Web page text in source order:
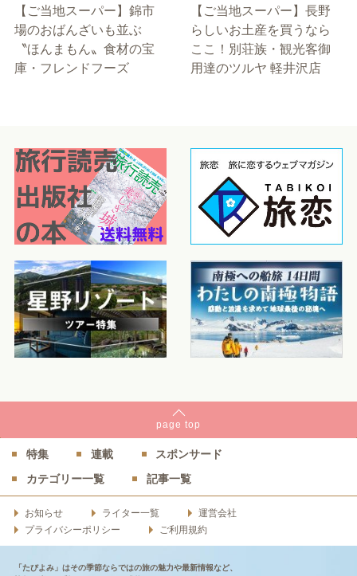
【ご当地スーパー】錦市
場のおばんざいも並ぶ
〝ほんまもん〟食材の宝
庫・フレンドフーズ
【ご当地スーパー】長野
らしいお土産を買うなら
ここ！別荘族・観光客御
用達のツルヤ 軽井沢店
page top
特集 連載
スポンサード
カテゴリー一覧
記事一覧
お知らせ ライター一覧
運営会社
プライバシーポリシー
ご利用規約
「たびよみ」はその季節ならではの旅の魅力や最新情報など、